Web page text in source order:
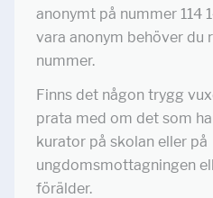
anonymt på nummer 114
vara anonym behöver du
nummer.
Finns det någon trygg
prata med om det som
kurator på skolan eller på
ungdomsmottagningen
förälder.